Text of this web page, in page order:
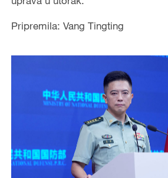
Pripremila: Vang Tingting